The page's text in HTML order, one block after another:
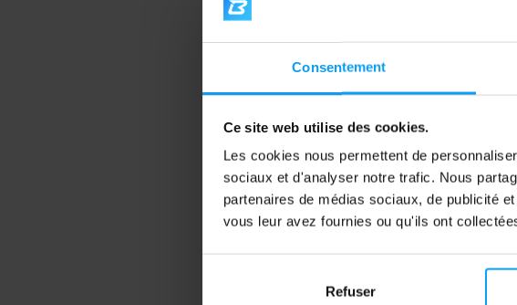
Consentement
Ce site web utilise des cookies.
Les cookies nous permettent de
sociaux et d'analyser notre trafic. Nous
partenaires de médias sociaux, de publicité
vous leur avez fournies ou qu'ils ont
Refuser
complexe de céréales et
fruits et légumes.
19,99€
25,90 €
5,0